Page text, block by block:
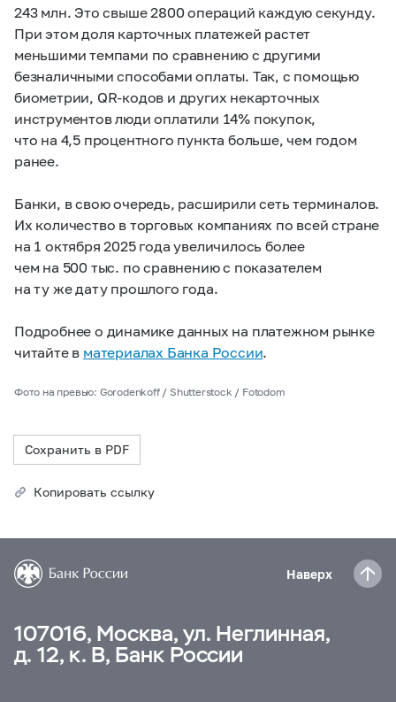
243 млн. Это свыше 2800 операций каждую секунду.
При этом доля карточных платежей растет
меньшими темпами по сравнению с другими
безналичными способами оплаты. Так, с помощью
биометрии, QR-кодов и других некарточных
инструментов люди оплатили 14% покупок,
что на 4,5 процентного пункта больше, чем годом
ранее.
Банки, в свою очередь, расширили сеть терминалов.
Их количество в торговых компаниях по всей стране
на 1 октября 2025 года увеличилось более
чем на 500 тыс. по сравнению с показателем
на ту же дату прошлого года.
Подробнее о динамике данных на платежном рынке
читайте в материалах Банка России.
Фото на превью: Gorodenkoff / Shutterstock / Fotodom
Сохранить в PDF
Копировать ссылку
Наверх
107016, Москва, ул. Неглинная,
д. 12, к. В, Банк России